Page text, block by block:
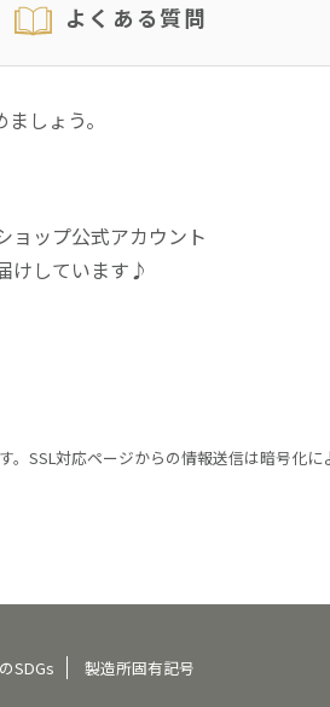
よくある質問
しょう。
ョップ公式アカウント
けしています♪
。SSL対応ページからの情報送信は暗号化に
SDGs 製造所固有記号